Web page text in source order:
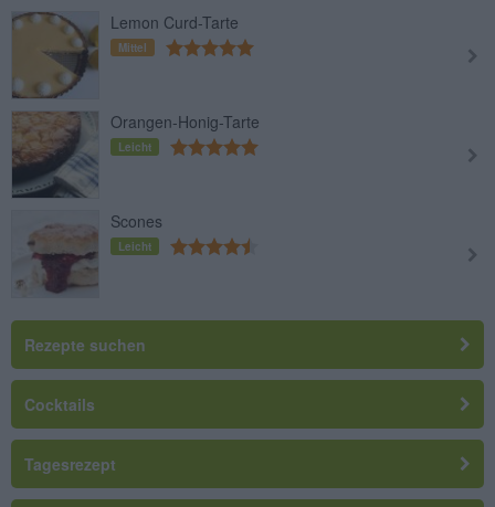
Lemon Curd-Tarte
Mittel
Orangen-Honig-Tarte
Leicht
Scones
Leicht
Rezepte suchen
Cocktails
Tagesrezept